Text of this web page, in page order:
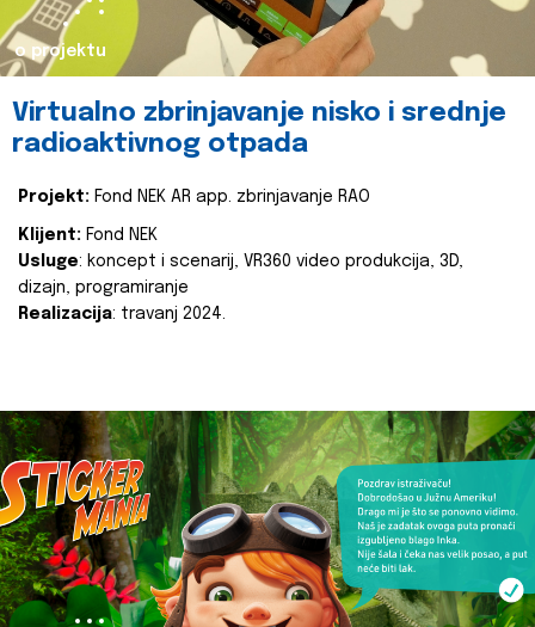
o projektu
Virtualno zbrinjavanje nisko i srednje
radioaktivnog otpada
Projekt: Fond NEK AR app. zbrinjavanje RAO
Klijent: Fond NEK
Usluge: koncept i scenarij, VR360 video produkcija, 3D,
dizajn, programiranje
Realizacija: travanj 2024.